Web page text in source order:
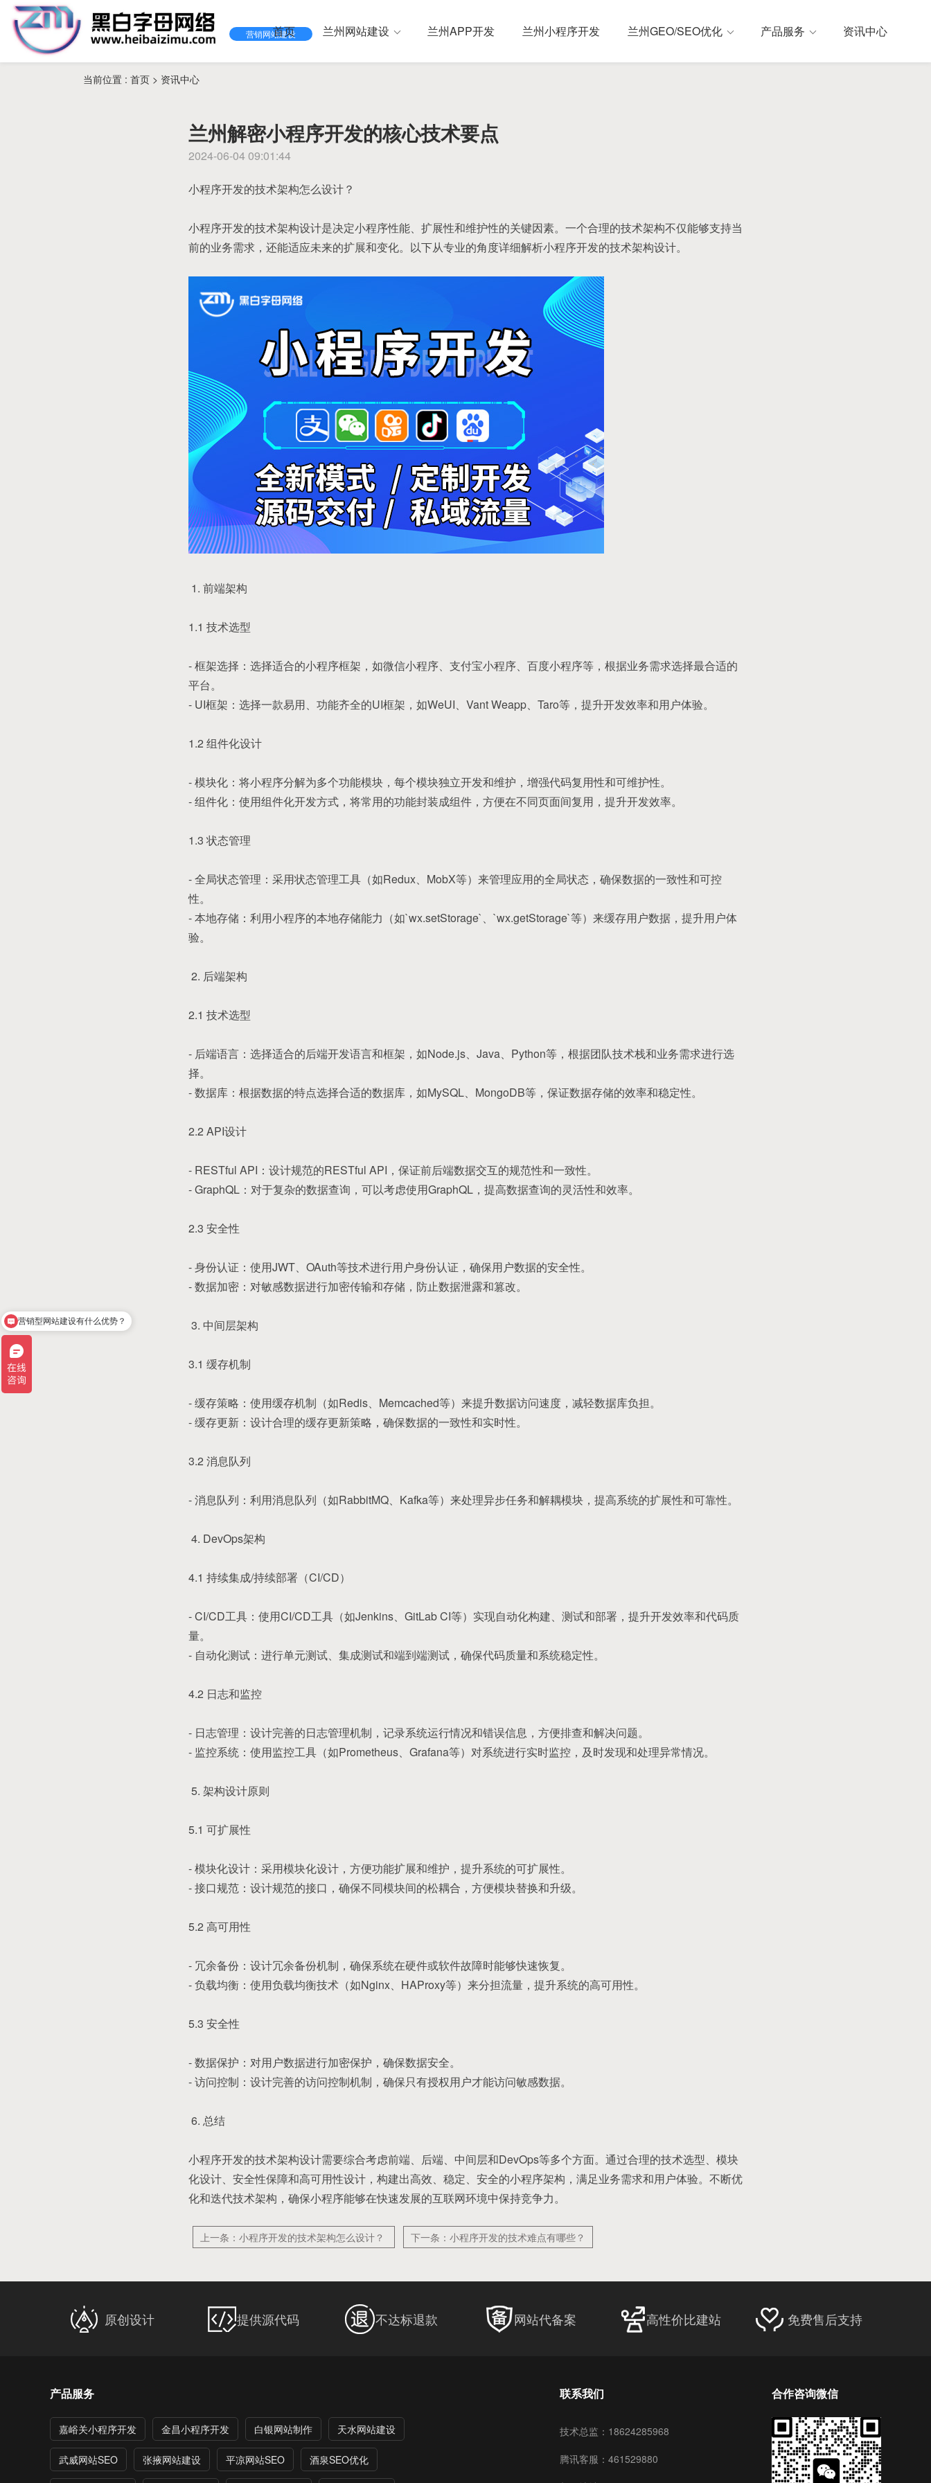
营销网站建设
首页 兰州网站建设 兰州APP开发 兰州小程序开发 兰州GEO/SEO优化 产品服务 资讯中心
当前位置 : 首页 > 资讯中心
兰州解密小程序开发的核心技术要点
2024-06-04 09:01:44
小程序开发的技术架构怎么设计？
小程序开发的技术架构设计是决定小程序性能、扩展性和维护性的关键因素。一个合理的技术架构不仅能够支持当
前的业务需求，还能适应未来的扩展和变化。以下从专业的角度详细解析小程序开发的技术架构设计。
1. 前端架构
1.1 技术选型
- 框架选择：选择适合的小程序框架，如微信小程序、支付宝小程序、百度小程序等，根据业务需求选择最合适的
平台。
- UI框架：选择一款易用、功能齐全的UI框架，如WeUI、Vant Weapp、Taro等，提升开发效率和用户体验。
1.2 组件化设计
- 模块化：将小程序分解为多个功能模块，每个模块独立开发和维护，增强代码复用性和可维护性。
- 组件化：使用组件化开发方式，将常用的功能封装成组件，方便在不同页面间复用，提升开发效率。
1.3 状态管理
- 全局状态管理：采用状态管理工具（如Redux、MobX等）来管理应用的全局状态，确保数据的一致性和可控
性。
- 本地存储：利用小程序的本地存储能力（如`wx.setStorage`、`wx.getStorage`等）来缓存用户数据，提升用户体
验。
2. 后端架构
2.1 技术选型
- 后端语言：选择适合的后端开发语言和框架，如Node.js、Java、Python等，根据团队技术栈和业务需求进行选
择。
- 数据库：根据数据的特点选择合适的数据库，如MySQL、MongoDB等，保证数据存储的效率和稳定性。
2.2 API设计
- RESTful API：设计规范的RESTful API，保证前后端数据交互的规范性和一致性。
- GraphQL：对于复杂的数据查询，可以考虑使用GraphQL，提高数据查询的灵活性和效率。
2.3 安全性
- 身份认证：使用JWT、OAuth等技术进行用户身份认证，确保用户数据的安全性。
- 数据加密：对敏感数据进行加密传输和存储，防止数据泄露和篡改。
3. 中间层架构
3.1 缓存机制
- 缓存策略：使用缓存机制（如Redis、Memcached等）来提升数据访问速度，减轻数据库负担。
- 缓存更新：设计合理的缓存更新策略，确保数据的一致性和实时性。
3.2 消息队列
- 消息队列：利用消息队列（如RabbitMQ、Kafka等）来处理异步任务和解耦模块，提高系统的扩展性和可靠性。
4. DevOps架构
4.1 持续集成/持续部署（CI/CD）
- CI/CD工具：使用CI/CD工具（如Jenkins、GitLab CI等）实现自动化构建、测试和部署，提升开发效率和代码质
量。
- 自动化测试：进行单元测试、集成测试和端到端测试，确保代码质量和系统稳定性。
4.2 日志和监控
- 日志管理：设计完善的日志管理机制，记录系统运行情况和错误信息，方便排查和解决问题。
- 监控系统：使用监控工具（如Prometheus、Grafana等）对系统进行实时监控，及时发现和处理异常情况。
5. 架构设计原则
5.1 可扩展性
- 模块化设计：采用模块化设计，方便功能扩展和维护，提升系统的可扩展性。
- 接口规范：设计规范的接口，确保不同模块间的松耦合，方便模块替换和升级。
5.2 高可用性
- 冗余备份：设计冗余备份机制，确保系统在硬件或软件故障时能够快速恢复。
- 负载均衡：使用负载均衡技术（如Nginx、HAProxy等）来分担流量，提升系统的高可用性。
5.3 安全性
- 数据保护：对用户数据进行加密保护，确保数据安全。
- 访问控制：设计完善的访问控制机制，确保只有授权用户才能访问敏感数据。
6. 总结
小程序开发的技术架构设计需要综合考虑前端、后端、中间层和DevOps等多个方面。通过合理的技术选型、模块
化设计、安全性保障和高可用性设计，构建出高效、稳定、安全的小程序架构，满足业务需求和用户体验。不断优
化和迭代技术架构，确保小程序能够在快速发展的互联网环境中保持竞争力。
上一条：小程序开发的技术架构怎么设计？ 下一条：小程序开发的技术难点有哪些？
原创设计 提供源代码 不达标退款 网站代备案 高性价比建站 免费售后支持
产品服务
嘉峪关小程序开发 金昌小程序开发 白银网站制作 天水网站建设
武威网站SEO 张掖网站建设 平凉网站SEO 酒泉SEO优化
合作咨询微信
联系我们
技术总监：18624285968
腾讯客服：461529880
现在有优惠活动吗